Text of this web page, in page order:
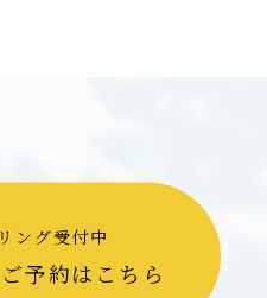
ング受付中
予約はこちら